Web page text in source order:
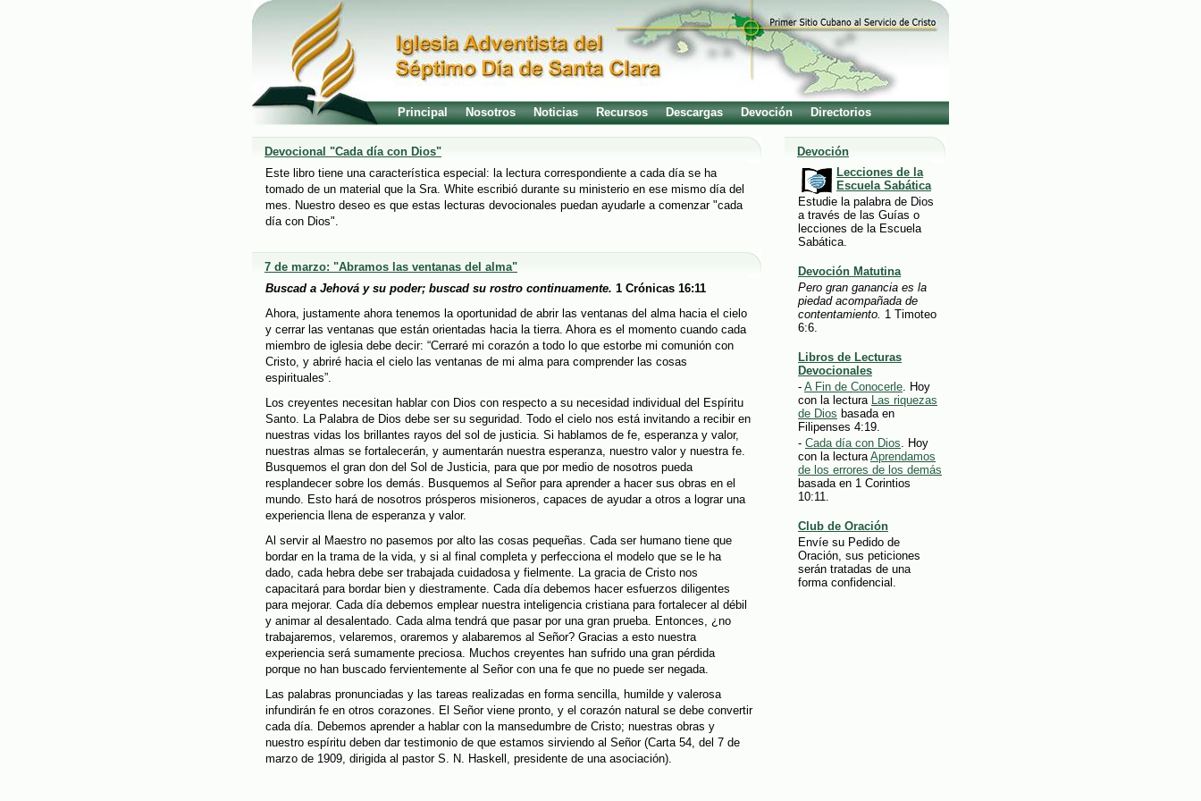
Principal Nosotros Noticias Recursos Descargas Devoción Directorios
Devocional "Cada día con Dios"
Este libro tiene una característica especial: la lectura correspondiente a cada día se ha
tomado de un material que la Sra. White escribió durante su ministerio en ese mismo día del
mes. Nuestro deseo es que estas lecturas devocionales puedan ayudarle a comenzar "cada
día con Dios".
7 de marzo: "Abramos las ventanas del alma"
Buscad a Jehová y su poder; buscad su rostro continuamente. 1 Crónicas 16:11
Ahora, justamente ahora tenemos la oportunidad de abrir las ventanas del alma hacia el cielo
y cerrar las ventanas que están orientadas hacia la tierra. Ahora es el momento cuando cada
miembro de iglesia debe decir: “Cerraré mi corazón a todo lo que estorbe mi comunión con
Cristo, y abriré hacia el cielo las ventanas de mi alma para comprender las cosas
espirituales”.
Los creyentes necesitan hablar con Dios con respecto a su necesidad individual del Espíritu
Santo. La Palabra de Dios debe ser su seguridad. Todo el cielo nos está invitando a recibir en
nuestras vidas los brillantes rayos del sol de justicia. Si hablamos de fe, esperanza y valor,
nuestras almas se fortalecerán, y aumentarán nuestra esperanza, nuestro valor y nuestra fe.
Busquemos el gran don del Sol de Justicia, para que por medio de nosotros pueda
resplandecer sobre los demás. Busquemos al Señor para aprender a hacer sus obras en el
mundo. Esto hará de nosotros prósperos misioneros, capaces de ayudar a otros a lograr una
experiencia llena de esperanza y valor.
Al servir al Maestro no pasemos por alto las cosas pequeñas. Cada ser humano tiene que
bordar en la trama de la vida, y si al final completa y perfecciona el modelo que se le ha
dado, cada hebra debe ser trabajada cuidadosa y fielmente. La gracia de Cristo nos
capacitará para bordar bien y diestramente. Cada día debemos hacer esfuerzos diligentes
para mejorar. Cada día debemos emplear nuestra inteligencia cristiana para fortalecer al débil
y animar al desalentado. Cada alma tendrá que pasar por una gran prueba. Entonces, ¿no
trabajaremos, velaremos, oraremos y alabaremos al Señor? Gracias a esto nuestra
experiencia será sumamente preciosa. Muchos creyentes han sufrido una gran pérdida
porque no han buscado fervientemente al Señor con una fe que no puede ser negada.
Las palabras pronunciadas y las tareas realizadas en forma sencilla, humilde y valerosa
infundirán fe en otros corazones. El Señor viene pronto, y el corazón natural se debe convertir
cada día. Debemos aprender a hablar con la mansedumbre de Cristo; nuestras obras y
nuestro espíritu deben dar testimonio de que estamos sirviendo al Señor (Carta 54, del 7 de
marzo de 1909, dirigida al pastor S. N. Haskell, presidente de una asociación).
Devoción
Lecciones de la
Escuela Sabática
Estudie la palabra de Dios
a través de las Guías o
lecciones de la Escuela
Sabática.
Devoción Matutina
Pero gran ganancia es la
piedad acompañada de
contentamiento. 1 Timoteo
6:6.
Libros de Lecturas
Devocionales
- A Fin de Conocerle. Hoy
con la lectura Las riquezas
de Dios basada en
Filipenses 4:19.
- Cada día con Dios. Hoy
con la lecturaAprendamos
de los errores de los demás
basada en 1 Corintios
10:11.
Club de Oración
Envíe su Pedido de
Oración, sus peticiones
serán tratadas de una
forma confidencial.